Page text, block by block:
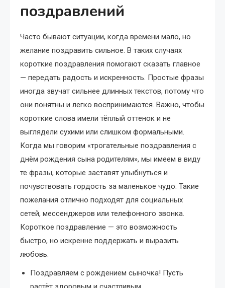
поздравлений
Часто бывают ситуации, когда времени мало, но
желание поздравить сильное. В таких случаях
короткие поздравления помогают сказать главное
— передать радость и искренность. Простые фразы
иногда звучат сильнее длинных текстов, потому что
они понятны и легко воспринимаются. Важно, чтобы
короткие слова имели тёплый оттенок и не
выглядели сухими или слишком формальными.
Когда мы говорим «трогательные поздравления с
днём рождения сына родителям», мы имеем в виду
те фразы, которые заставят улыбнуться и
почувствовать гордость за маленькое чудо. Такие
пожелания отлично подходят для социальных
сетей, мессенджеров или телефонного звонка.
Короткое поздравление — это возможность
быстро, но искренне поддержать и выразить
любовь.
Поздравляем с рождением сыночка! Пусть